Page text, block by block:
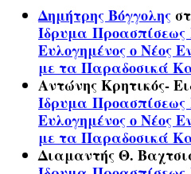
Δημήτρης Βόγγολης
Ίδρυμα
Ευλογημένος ο Νέος
με τα Παραδοσικά
Αντώνης Κρητικός-
Ίδρυμα
Ευλογημένος ο Νέος
με τα Παραδοσικά
Διαμαντής Θ.